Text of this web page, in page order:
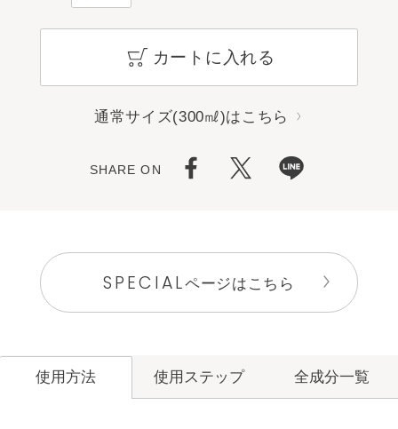
カートに入れる
通常サイズ(300㎖)はこちら
SHARE ON
SPECIALページはこちら
使用方法 使用ステップ 全成分一覧